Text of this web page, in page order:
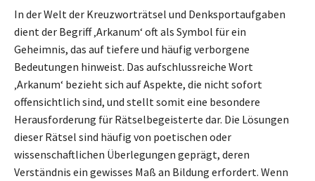
In der Welt der Kreuzworträtsel und Denksportaufgaben
dient der Begriff ‚Arkanum‘ oft als Symbol für ein
Geheimnis, das auf tiefere und häufig verborgene
Bedeutungen hinweist. Das aufschlussreiche Wort
‚Arkanum‘ bezieht sich auf Aspekte, die nicht sofort
offensichtlich sind, und stellt somit eine besondere
Herausforderung für Rätselbegeisterte dar. Die Lösungen
dieser Rätsel sind häufig von poetischen oder
wissenschaftlichen Überlegungen geprägt, deren
Verständnis ein gewisses Maß an Bildung erfordert. Wenn